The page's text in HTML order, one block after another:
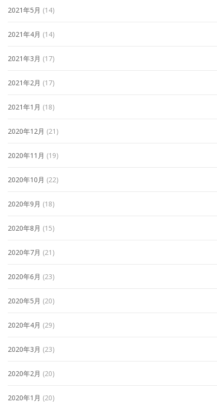
2021年5月 (14)
2021年4月 (14)
2021年3月 (17)
2021年2月 (17)
2021年1月 (18)
2020年12月 (21)
2020年11月 (19)
2020年10月 (22)
2020年9月 (18)
2020年8月 (15)
2020年7月 (21)
2020年6月 (23)
2020年5月 (20)
2020年4月 (29)
2020年3月 (23)
2020年2月 (20)
2020年1月 (20)